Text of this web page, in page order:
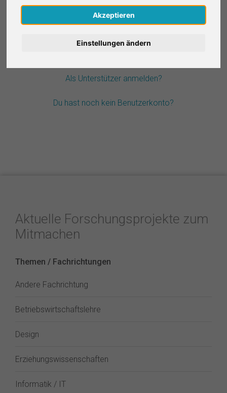
Akzeptieren
Einstellungen ändern
Passwort vergessen?
Als Unterstützer anmelden?
Du hast noch kein Benutzerkonto?
Aktuelle Forschungsprojekte zum
Mitmachen
Themen / Fachrichtungen
Andere Fachrichtung
Betriebswirtschaftslehre
Design
Erziehungswissenschaften
Informatik / IT
Italiano